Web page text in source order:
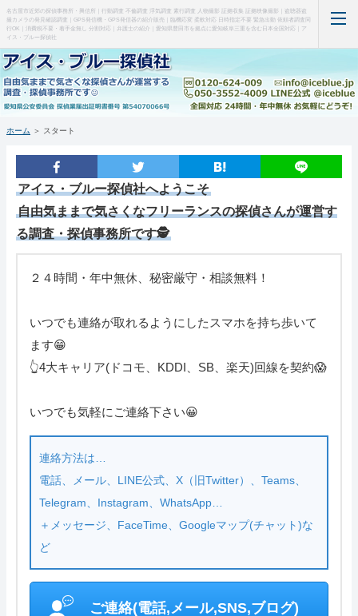
名古屋市近郊の探偵事務所・興信所｜行動調査 不倫調査 浮気調査 素行調査 人物撮影 証拠収集 証拠映像撮影｜盗聴器盗
撮カメラの発見確認調査｜GPS発信機・GPS発信器の紹介販売｜臨機応変 柔軟対応 日時指定不要 緊急出動 依頼者調査同
行OK｜消費税不要・着手金無し 分割対応｜弁護士の紹介｜愛知県豊田市を拠点に愛知岐阜三重を含む日本全国対応｜ア
イス・ブルー探偵社
ホーム
当事務所について（はじめに・事務所概要）
特徴など(違い・緊急出動・暗所カメラ)
浮気調査・弁護士(料金・特徴・弁護士)
お問い合わせ・調査の流れ
さいごに
特定商取引表記・プライバシーポリシー
ご連絡(電話,メール,ブログ,SNS)
ホーム ＞ スタート
アイス・ブルー探偵社へようこそ
自由気ままで気さくなフリーランスの探偵さんが運営す
る調査・探偵事務所です🕵
２４時間・年中無休、秘密厳守・相談無料！
いつでも連絡が取れるようにしたスマホを持ち歩いて
ます😁
👆4大キャリア(ドコモ、KDDI、SB、楽天)回線を契約😱
いつでも気軽にご連絡下さい😀
連絡方法は…
電話、メール、LINE公式、X（旧Twitter）、Teams、
Telegram、Instagram、WhatsApp…
＋メッセージ、FaceTime、Googleマップ(チャット)な
ど
ご連絡(電話,メール,SNS,ブログ)